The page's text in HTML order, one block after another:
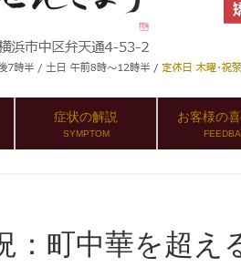
症状の解説
SYMPTOM
お客様の